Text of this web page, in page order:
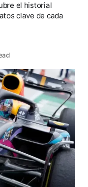
el historial
clave de cada